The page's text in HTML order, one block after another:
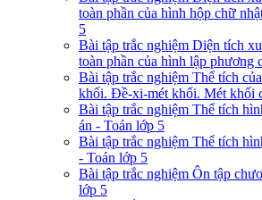
toàn phần của hình hộp chữ
5
Bài tập trắc nghiệm Diện tích
toàn phần của hình lập phương
Bài tập trắc nghiệm Thể tích
khối. Đề-xi-mét khối. Mét khối
Bài tập trắc nghiệm Thể tích
án - Toán lớp 5
Bài tập trắc nghiệm Thể tích
- Toán lớp 5
Bài tập trắc nghiệm Ôn tập
lớp 5